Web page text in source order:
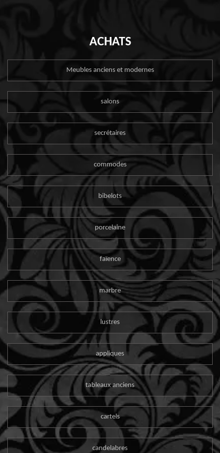
ACHATS
Meubles anciens et modernes
salons
secrétaires
commodes
bibelots
porcelaine
faïence
marbre
lustres
appliques
tableaux anciens
cartels
candelabres